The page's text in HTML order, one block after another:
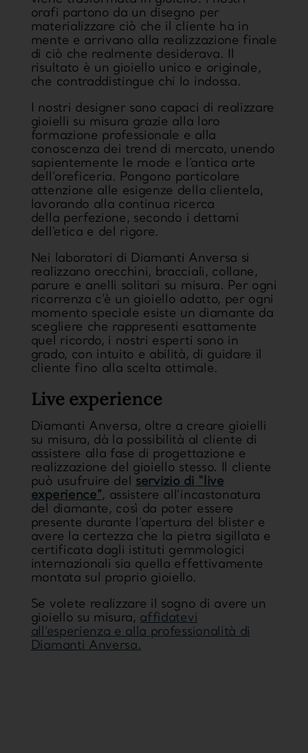
orafi partono da un disegno per
materializzare ciò che il cliente ha in
mente e arrivano alla realizzazione finale
di ciò che realmente desiderava. Il
risultato è un gioiello unico e originale ,
che contraddistingue chi lo indossa.
I nostri designersono capaci di realizzare
gioielli su misura grazie alla loro
formazione professionale e alla
conoscenza dei trend di mercato, unendo
sapientemente le mode e
l’antica arte
dell’oreficeria. Pongono particolare
attenzione alle esigenze della clientela,
lavorando alla continua ricerca
della perfezione , secondo i dettami
dell’etica e del rigore.
Nei laboratori di Diamanti Anversa si
realizzano orecchini, bracciali, collane,
parure e anelli solitari su misura. Per ogni
ricorrenza c’è un gioiello adatto, per ogni
momento speciale esiste un diamante da
scegliere che rappresenti esattamente
quel ricordo, i nostri esperti sono in
grado, con intuito e abilità, di guidare il
cliente fino alla scelta ottimale.
Live experience
Diamanti Anversa, oltre a creare gioielli
su misura, dà la possibilità al cliente di
assistere alla fase di progettazione e
realizzazione del gioiello stesso. Il cliente
può usufruire del servizio di “live
experience”, assistere all’incastonatura
del diamante, così da poter essere
presente durante l’apertura del blister e
avere la certezza che la pietra sigillata e
certificata dagli istituti gemmologici
internazionali sia quella effettivamente
montata sul proprio gioiello.
Se volete realizzare il sogno di avere un
gioiello su misura, affidatevi
all’esperienza e alla professionalità di
Diamanti Anversa.